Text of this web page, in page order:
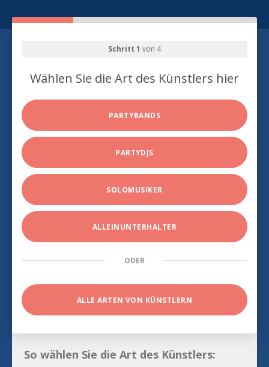
Schritt 1 von 4
Wählen Sie die Art des Künstlers hier
PARTYBANDS
PARTYDJS
SOLOMUSIKER
ALLEINUNTERHALTER
ODER
ALLE ARTEN VON KÜNSTLERN
So wählen Sie die Art des Künstlers: